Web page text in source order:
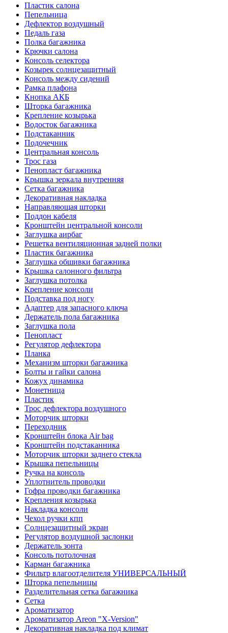
Пластик салона
Пепельница
Дефлектор воздушный
Педаль газа
Полка багажника
Крючки салона
Консоль селектора
Козырек солнцезащитный
Консоль между сидений
Рамка плафона
Кнопка АКБ
Шторка багажника
Крепление козырька
Водосток багажника
Подстаканник
Подочечник
Центральная консоль
Трос газа
Пенопласт багажника
Крышка зеркала внутренняя
Сетка багажника
Декоративная накладка
Направляющая шторки
Поддон кабеля
Кронштейн центральной консоли
Заглушка аирбаг
Решетка вентиляционная задней полки
Пластик багажника
Заглушка обшивки багажника
Крышка салонного фильтра
Заглушка потолка
Крепление консоли
Подставка под ногу
Адаптер для запасного ключа
Держатель пола багажника
Заглушка пола
Пенопласт
Регулятор дефлектора
Планка
Механизм шторки багажника
Болты и гайки салона
Кожух динамика
Монетница
Пластик
Трос дефлектора воздушного
Моторчик шторки
Переходник
Кронштейн блока Air bag
Кронштейн подстаканника
Моторчик шторки заднего стекла
Крышка пепельницы
Ручка на консоль
Уплотнитель проводки
Гофра проводки багажника
Крепления козырька
Накладка консоли
Чехол ручки кпп
Солнцезащитный экран
Регулятор воздушной заслонки
Держатель зонта
Консоль потолочная
Карман багажника
Фильтр влагоотделителя УНИВЕРСАЛЬНЫЙ
Шторка пепельницы
Разделительная сетка багажника
Сетка
Ароматизатор
Ароматизатор Areon "X-Version"
Декоративная накладка под климат